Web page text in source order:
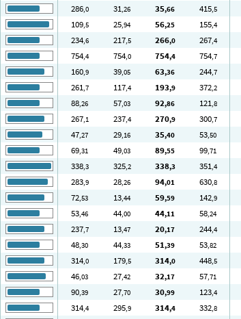
286,0 31,26 35,66 415,5
109,5 25,94 56,25 155,4
234,6 217,5 266,0 267,4
754,4 754,0 754,4 754,7
160,9 39,05 63,36 244,7
261,7 117,4 193,9 372,2
88,26 57,03 92,86 121,8
267,1 237,4 270,9 300,7
47,27 29,16 35,40 53,50
69,31 49,03 89,55 99,71
338,3 325,2 338,3 351,4
283,9 28,26 94,01 630,8
72,53 13,44 59,59 142,9
53,46 44,00 44,11 58,24
237,7 13,47 20,17 244,4
48,30 44,33 51,39 53,82
314,0 179,5 314,0 448,5
46,03 27,42 32,17 57,71
90,39 27,70 30,99 123,4
314,4 295,9 314,4 332,8